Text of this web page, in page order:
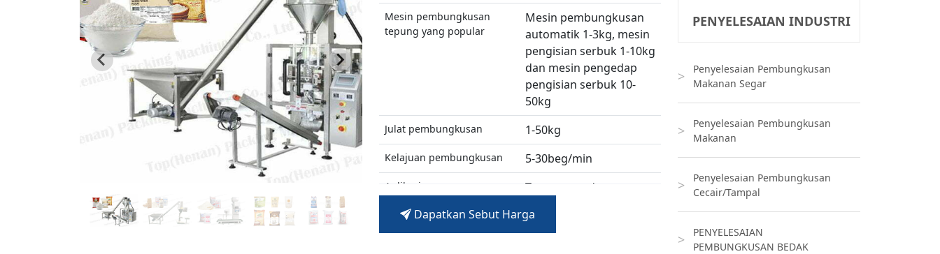
Mesin pembungkusan
tepung yang popular
Mesin pembungkusan
automatik 1-3kg, mesin
pengisian serbuk 1-10kg
dan mesin pengedap
pengisian serbuk 10-
50kg
Julat pembungkusan 1-50kg
Kelajuan pembungkusan 5-30beg/min
Aplikasi
Tepung gandum,
beras, tepung jagung,
tepung roti, tepung
Dapatkan Sebut Harga
PENYELESAIAN INDUSTRI
Penyelesaian Pembungkusan
Makanan Segar
Penyelesaian Pembungkusan
Makanan
Penyelesaian Pembungkusan
Cecair/Tampal
PENYELESAIAN
PEMBUNGKUSAN BEDAK